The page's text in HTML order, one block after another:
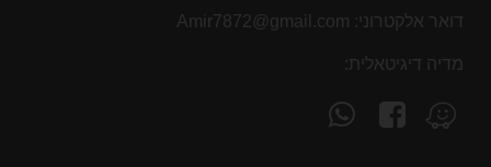
דואר אלקטרוני: Amir7872@gmail.com
מדיה דיגיטאלית:
מצא
אותנו
עקוב
אחרינו